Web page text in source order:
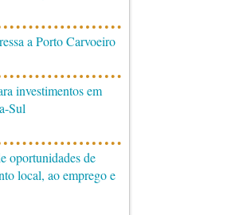
a Porto Carvoeiro
investimentos em
Sul
oportunidades de
local, ao emprego e